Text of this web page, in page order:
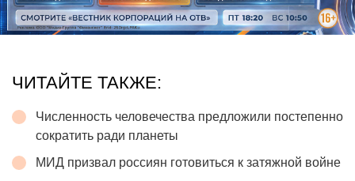
ЧИТАЙТЕ ТАКЖЕ:
Численность человечества предложили постепенно
сократить ради планеты
МИД призвал россиян готовиться к затяжной войне